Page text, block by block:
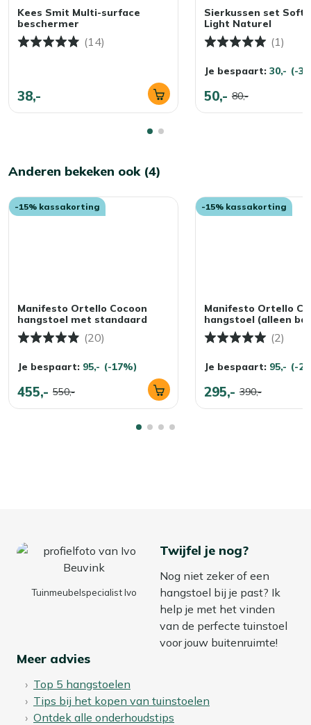
Kees Smit Multi-surface
beschermer
(14)
38,-
Sierkussen set Soft
Light Naturel
(1)
Je bespaart: 30,- (-
50,- 80,-
Anderen bekeken ook (4)
-15% kassakorting
Manifesto Ortello Cocoon
hangstoel met standaard
(20)
Je bespaart: 95,- (-17%)
455,- 550,-
-15% kassakorting
Manifesto Ortello
hangstoel (alleen
(2)
Je bespaart: 95,- (-
295,- 390,-
Tuinmeubelspecialist Ivo
Twijfel je nog?
Nog niet zeker of een
hangstoel bij je past? Ik
help je met het vinden
van de perfecte tuinstoel
voor jouw buitenruimte!
Meer advies
Top 5 hangstoelen
Tips bij het kopen van tuinstoelen
Ontdek alle onderhoudstips